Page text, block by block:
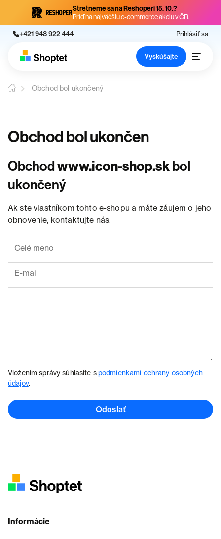
Stretneme sa na Reshoperi 15. 10.?
Príď na najväčšiu e-commerce akciu v ČR.
+421 948 922 444 Prihlásiť sa
Vyskúšajte
Obchod bol ukončený
Obchod bol ukončen
Obchodwww.icon-shop.skbol
ukončený
Ak ste vlastníkom tohto e-shopu a máte záujem o jeho
obnovenie, kontaktujte nás.
Vložením správy súhlasíte spodmienkami ochrany osobných
údajov.
Odoslať
Informácie